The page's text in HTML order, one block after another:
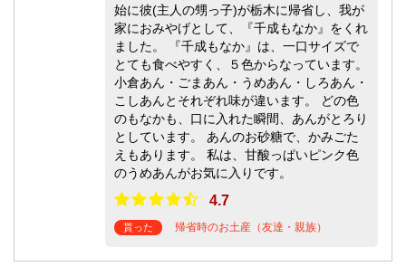
始に彼(主人の甥っ子)が栃木に帰省し、我が
家におみやげとして、『千成もなか』をくれ
ました。 『千成もなか』は、一口サイズで
とても食べやすく、５色からなっています。
小倉あん・ごまあん・うめあん・しろあん・
こしあんとそれぞれ味が違います。 どの色
のもなかも、口に入れた瞬間、あんがとろり
としています。 あんのお砂糖で、かみごた
えもあります。 私は、甘酸っぱいピンク色
のうめあんがお気に入りです。
4.7
貰った 帰省時のお土産（友達・親族）